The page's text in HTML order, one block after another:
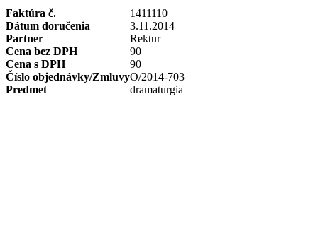
Faktúra č.
1411110
Dátum doručenia
3.11.2014
Partner
Rektur
Cena bez DPH
90
Cena s DPH
90
Číslo objednávky/ZmluvyO/2014-703
Predmet
dramaturgia